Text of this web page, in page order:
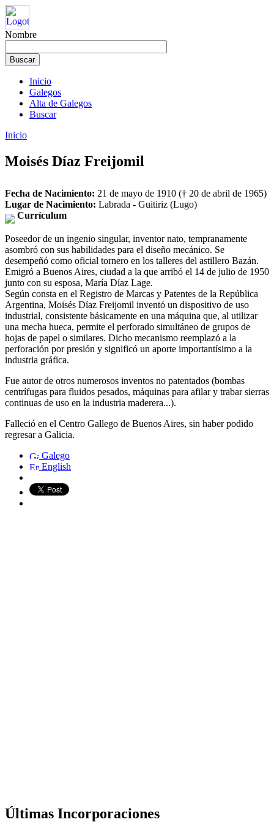
Nombre
Inicio
Galegos
Alta de Galegos
Buscar
Inicio
Moisés Díaz Freijomil
Fecha de Nacimiento: 21 de mayo de 1910 († 20 de abril de 1965)
Lugar de Nacimiento: Labrada - Guitiriz (Lugo)
Currículum
Poseedor de un ingenio singular, inventor nato, tempranamente
asombró con sus habilidades para el diseño mecánico. Se
desempeñó como oficial tornero en los talleres del astillero Bazán.
Emigró a Buenos Aires, ciudad a la que arribó el 14 de julio de 1950
junto con su esposa, María Díaz Lage.
Según consta en el Registro de Marcas y Patentes de la República
Argentina, Moisés Díaz Freijomil inventó un dispositivo de uso
industrial, consistente básicamente en una máquina que, al utilizar
una mecha hueca, permite el perforado simultáneo de grupos de
hojas de papel o similares. Dicho mecanismo reemplazó a la
perforación por presión y significó un aporte importantísimo a la
industria gráfica.
Fue autor de otros numerosos inventos no patentados (bombas
centrífugas para fluidos pesados, máquinas para afilar y trabar sierras
continuas de uso en la industria maderera...).
Falleció en el Centro Gallego de Buenos Aires, sin haber podido
regresar a Galicia.
Galego
English
Últimas Incorporaciones